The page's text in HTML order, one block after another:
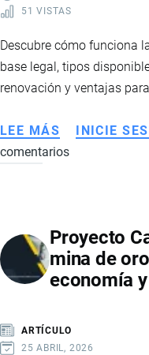
51 VISTAS
Descubre cómo funciona
base legal, tipos
renovación y ventajas
LEE MÁS SOBRE
CÓMO
EN
ECUADOR:
INICIE
comentarios
Proyecto
mina de
economía
ARTÍCULO
25 ABRIL, 2026